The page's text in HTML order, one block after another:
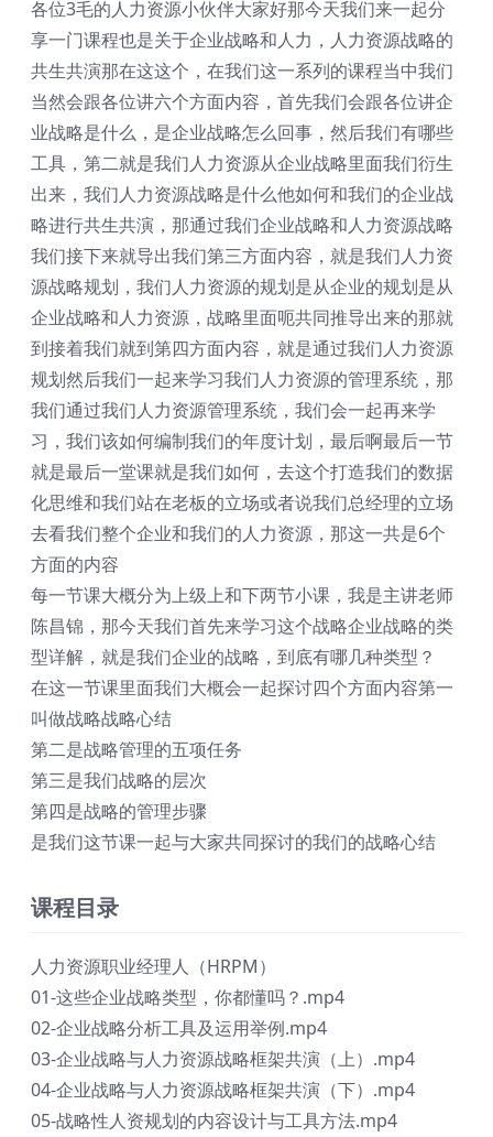
各位3毛的人力资源小伙伴大家好那今天我们来一起分
享一门课程也是关于企业战略和人力，人力资源战略的
共生共演那在这这个，在我们这一系列的课程当中我们
当然会跟各位讲六个方面内容，首先我们会跟各位讲企
业战略是什么，是企业战略怎么回事，然后我们有哪些
工具，第二就是我们人力资源从企业战略里面我们衍生
出来，我们人力资源战略是什么他如何和我们的企业战
略进行共生共演，那通过我们企业战略和人力资源战略
我们接下来就导出我们第三方面内容，就是我们人力资
源战略规划，我们人力资源的规划是从企业的规划是从
企业战略和人力资源，战略里面呃共同推导出来的那就
到接着我们就到第四方面内容，就是通过我们人力资源
规划然后我们一起来学习我们人力资源的管理系统，那
我们通过我们人力资源管理系统，我们会一起再来学
习，我们该如何编制我们的年度计划，最后啊最后一节
就是最后一堂课就是我们如何，去这个打造我们的数据
化思维和我们站在老板的立场或者说我们总经理的立场
去看我们整个企业和我们的人力资源，那这一共是6个
方面的内容
每一节课大概分为上级上和下两节小课，我是主讲老师
陈昌锦，那今天我们首先来学习这个战略企业战略的类
型详解，就是我们企业的战略，到底有哪几种类型？
在这一节课里面我们大概会一起探讨四个方面内容第一
叫做战略战略心结
第二是战略管理的五项任务
第三是我们战略的层次
第四是战略的管理步骤
是我们这节课一起与大家共同探讨的我们的战略心结
课程目录
人力资源职业经理人（HRPM）
01-这些企业战略类型，你都懂吗？.mp4
02-企业战略分析工具及运用举例.mp4
03-企业战略与人力资源战略框架共演（上）.mp4
04-企业战略与人力资源战略框架共演（下）.mp4
05-战略性人资规划的内容设计与工具方法.mp4